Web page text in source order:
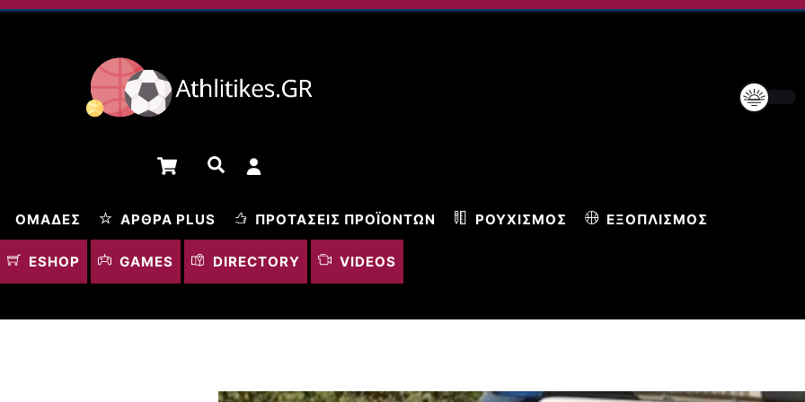
Cart Αναζήτηση
ΟΜΆΔΕΣ ΆΡΘΡΑ PLUS ΠΡΟΤΆΣΕΙΣ ΠΡΟΪΌΝΤΩΝ ΡΟΥΧΙΣΜΌΣ ΕΞΟΠΛΙΣΜΌΣ
ESHOP GAMES DIRECTORY VIDEOS